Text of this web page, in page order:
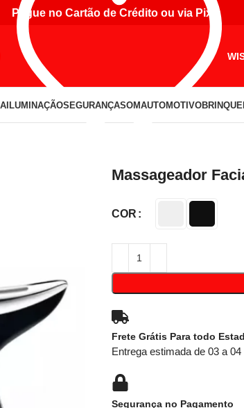
Pague no Cartão de Crédito ou via Pix
ILUMINAÇÃOSEGURANÇASOMAUTOMOTIVO
Massageador
COR
Frete Grátis Para todo
Entrega estimada de 03 a 04
Segurança no Pagamento